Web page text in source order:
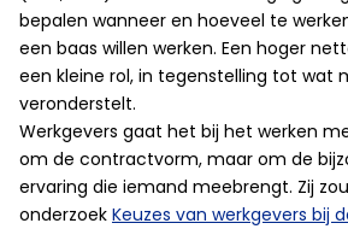
bepalen wanneer en hoeveel te
een baas willen werken. Een hoger
een kleine rol, in tegenstelling tot wat
veronderstelt.
Werkgevers gaat het bij het werken
om de contractvorm, maar om de
ervaring die iemand meebrengt. Zij
onderzoek Keuzes van werkgevers bij